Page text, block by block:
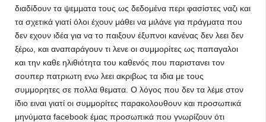
διαδίδουν τα ψεμματα τους ως δεδομένα περι φασίστες ναζι και
τα σχετικά γιατί όλοι έχουν μάθει να μιλάνε για πράγματα που
δεν εχουν ιδέα για να το παιξουν έξυπνοι κανένας δεν λεει δεν
ξέρω, και αναπαράγουν τι λενε οι συμμορίτες ως παπαγαλοι
και την καθε ηλιθιότητα του καθενός που παριστανει τον
σουπερ πατριωτη ενω λεει ακριβως τα ιδια με τους
συμμορητες σε πολλα θεματα. Ο λόγος που δεν τα λέμε στον
ίδιο ειναι γιατί οι συμμορίτες παρακολουθουν και προσωπικά
μηνύματα facebook έμας προσωπικά που γνωρίζουν ότι